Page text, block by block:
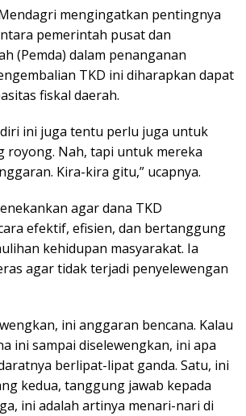
mengingatkan pentingnya
pemerintah pusat dan
(Pemda) dalam penanganan
TKD ini diharapkan dapat
fiskal daerah.
ini juga tentu perlu juga untuk
royong. Nah, tapi untuk mereka
Kira-kira gitu,” ucapnya.
agar dana TKD
efektif, efisien, dan bertanggung
kehidupan masyarakat. Ia
agar tidak terjadi penyelewengan
ini anggaran bencana. Kalau
ini sampai diselewengkan, ini apa
berlipat-lipat ganda. Satu, ini
kedua, tanggung jawab kepada
ini adalah artinya menari-nari di